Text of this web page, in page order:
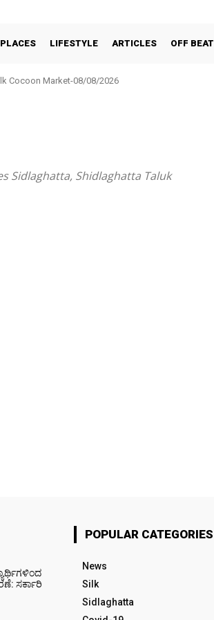
PLACES LIFESTYLE ARTICLES OFF BEAT
Cocoon Market-08/08/2026
Sidlaghatta, Shidlaghatta Taluk
ಸರ್ಕಾರಿ
POPULAR CATEGORIES
News
Silk
Sidlaghatta